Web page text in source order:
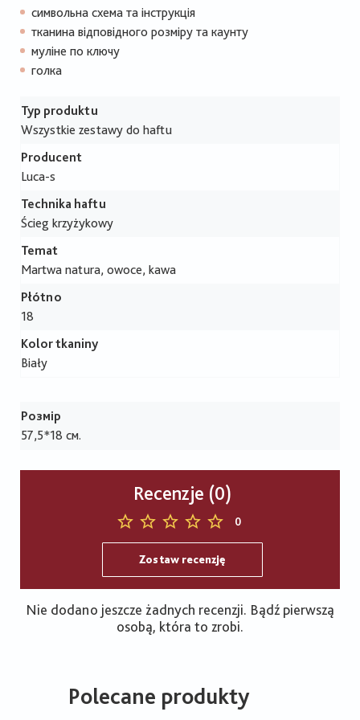
символьна схема та інструкція
тканина відповідного розміру та каунту
муліне по ключу
голка
Typ produktu
Wszystkie zestawy do haftu
Producent
Luca-s
Technika haftu
Ścieg krzyżykowy
Temat
Martwa natura, owoce, kawa
Płótno
18
Kolor tkaniny
Biały
Розмір
57,5*18 см.
Recenzje (0)
0
Zostaw recenzję
Nie dodano jeszcze żadnych recenzji. Bądź pierwszą
osobą, która to zrobi.
Polecane produkty